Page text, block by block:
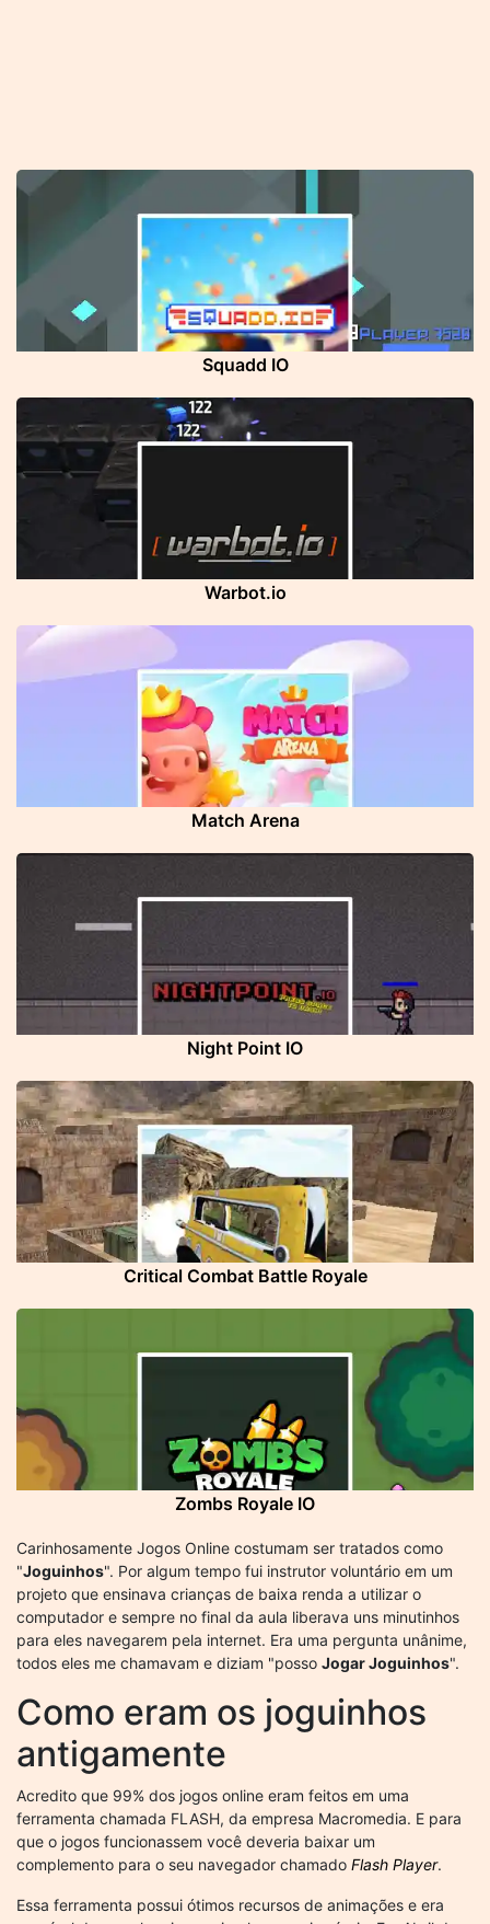
Squadd IO
Warbot.io
Match Arena
Night Point IO
Critical Combat Battle Royale
Zombs Royale IO
Carinhosamente Jogos Online costumam ser tratados como
"Joguinhos". Por algum tempo fui instrutor voluntário em um
projeto que ensinava crianças de baixa renda a utilizar o
computador e sempre no final da aula liberava uns minutinhos
para eles navegarem pela internet. Era uma pergunta unânime,
todos eles me chamavam e diziam "posso Jogar Joguinhos".
Como eram os joguinhos
antigamente
Acredito que 99% dos jogos online eram feitos em uma
ferramenta chamada FLASH, da empresa Macromedia. E para
que o jogos funcionassem você deveria baixar um
complemento para o seu navegador chamado Flash Player.
Essa ferramenta possui ótimos recursos de animações e era